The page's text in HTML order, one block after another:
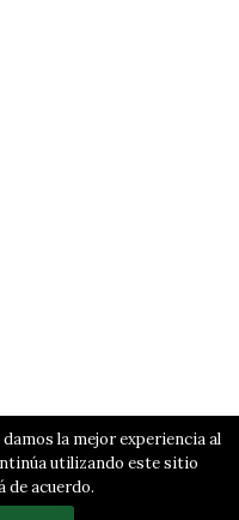
la mejor experiencia al
utilizando este sitio
de acuerdo.